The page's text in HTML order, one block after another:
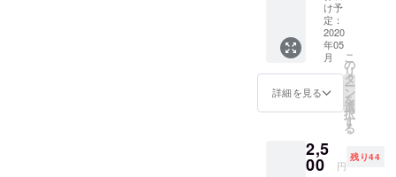
告をさ
せてい
ただき
ます
け予
定：
2020
年05
月
詳細を見る
こ
の
リ
タ
ー
ン
を
選
択
す
る
2,5
00 円
残り44